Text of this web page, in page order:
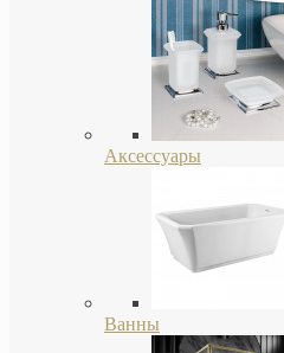
Аксессуары
Ванны